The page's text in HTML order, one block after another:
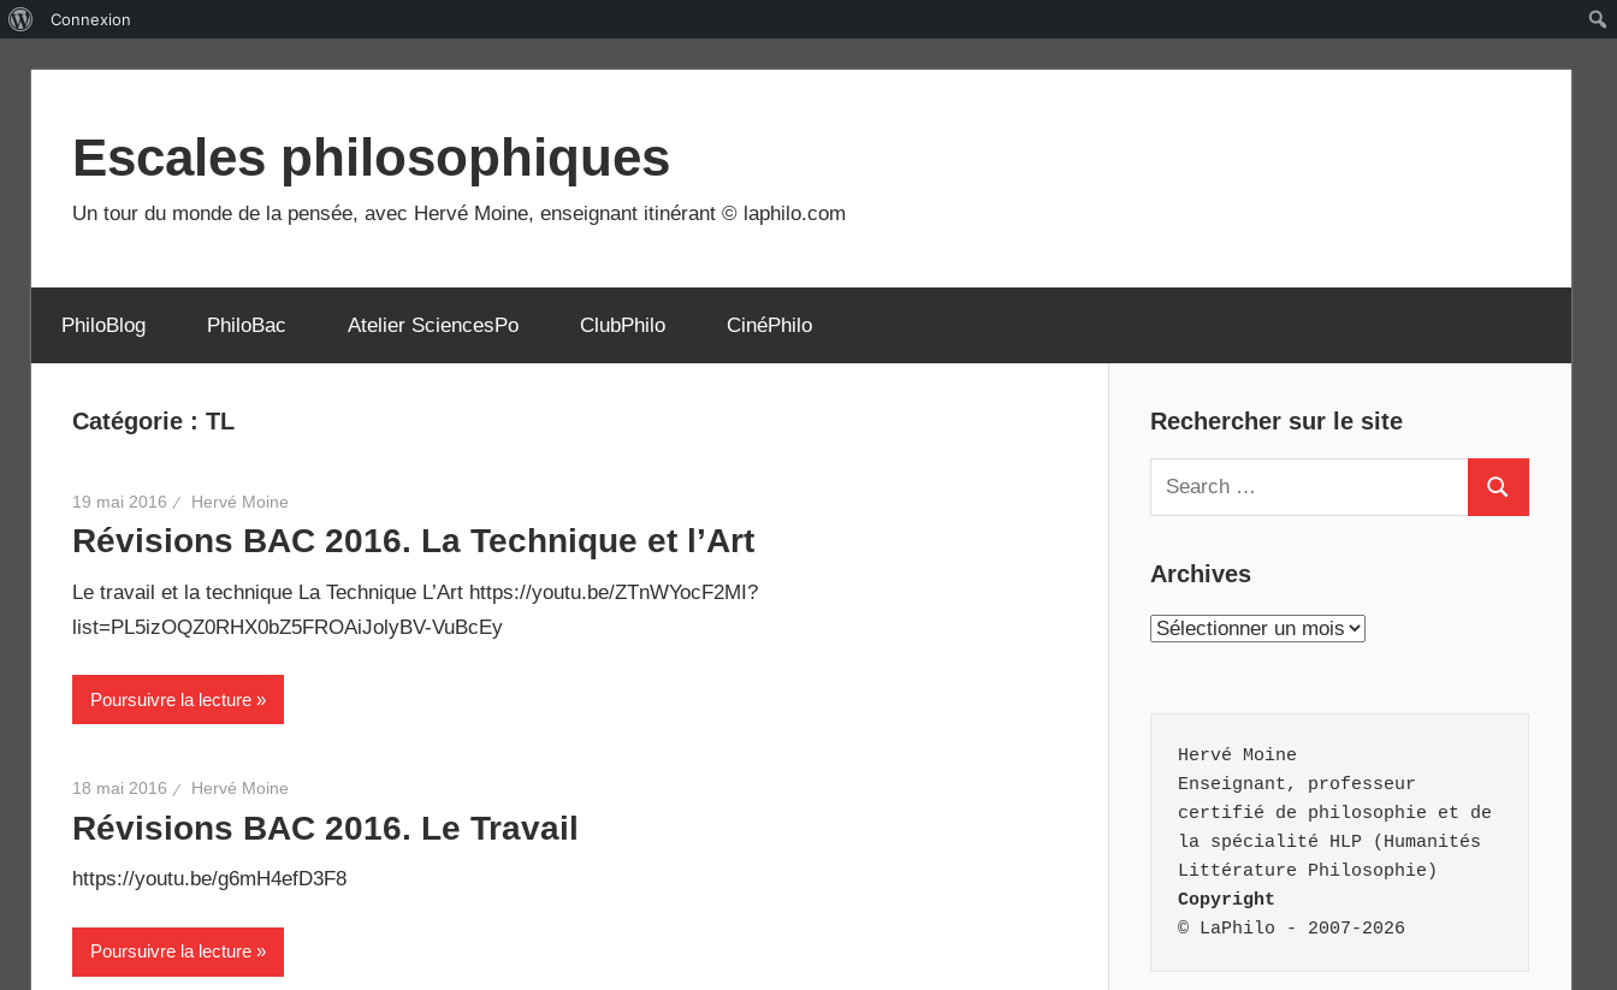
Connexion
contentEscales philosophiques
Un tour du monde de la pensée, avec Hervé Moine, enseignant itinérant © laphilo.com
PhiloBlog PhiloBac Atelier SciencesPo ClubPhilo CinéPhilo
Catégorie : TL
19 mai 2016 Hervé Moine
Révisions BAC 2016. La Technique et l’Art
Le travail et la technique La Technique L’Art https://youtu.be/ZTnWYocF2MI?
list=PL5izOQZ0RHX0bZ5FROAiJolyBV-VuBcEy
Poursuivre la lecture
18 mai 2016 Hervé Moine
Révisions BAC 2016. Le Travail
https://youtu.be/g6mH4efD3F8
Poursuivre la lecture
Rechercher sur le site
Search
for:
Search
Archives
Archives
Hervé Moine
Enseignant, professeur
certifié de philosophie et de
la spécialité HLP (Humanités
Littérature Philosophie)
Copyright
© LaPhilo - 2007-2026